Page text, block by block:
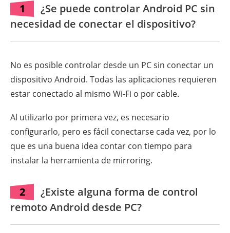
1
¿Se puede controlar Android PC sin
necesidad de conectar el dispositivo?
No es posible controlar desde un PC sin conectar un
dispositivo Android. Todas las aplicaciones requieren
estar conectado al mismo Wi-Fi o por cable.
Al utilizarlo por primera vez, es necesario
configurarlo, pero es fácil conectarse cada vez, por lo
que es una buena idea contar con tiempo para
instalar la herramienta de mirroring.
2
¿Existe alguna forma de control
remoto Android desde PC?